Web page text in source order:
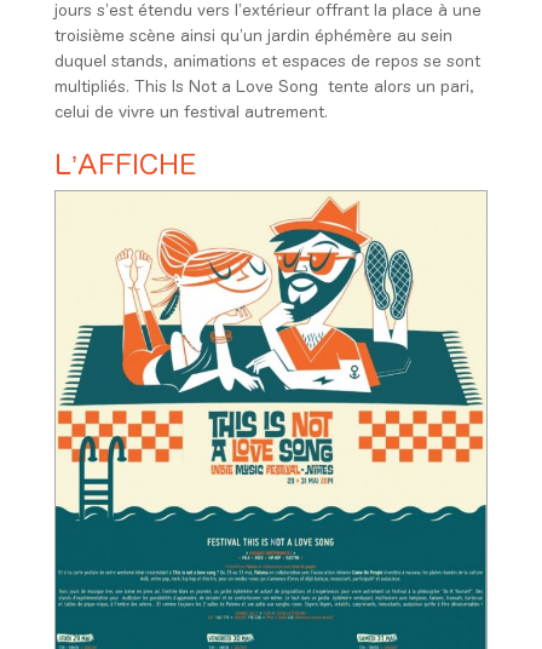
jours s’est étendu vers l’extérieur offrant la place à une
troisième scène ainsi qu’un jardin éphémère au sein
duquel stands, animations et espaces de repos se sont
multipliés. This Is Not a Love Song tente alors un pari,
celui de vivre un festival autrement.
L’AFFICHE